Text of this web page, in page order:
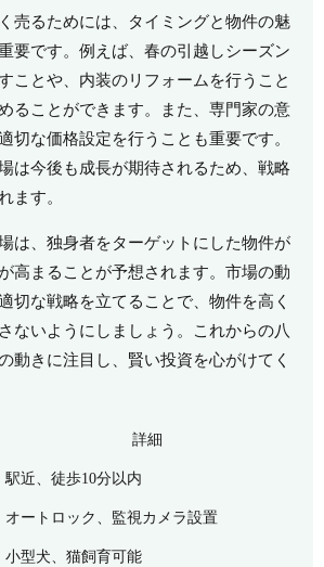
売るためには、タイミングと物件の魅
要です。例えば、春の引越しシーズン
ことや、内装のリフォームを行うこと
ることができます。また、専門家の意
切な価格設定を行うことも重要です。
は今後も成長が期待されるため、戦略
ます。
は、独身者をターゲットにした物件が
高まることが予想されます。市場の動
切な戦略を立てることで、物件を高く
ないようにしましょう。これからの八
動きに注目し、賢い投資を心がけてく
詳細
駅近、徒歩10分以内
オートロック、監視カメラ設置
小型犬、猫飼育可能